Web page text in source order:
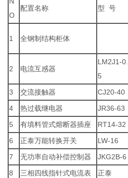
O
配置名称 型 号
1 全钢制结构柜体
2 电流互感器
LM2J1-0.
5
3 交流接触器 CJ20-40
4
热过载继电器 JR36-63
5
有填料管式熔断器插座 RT14-32
6
正泰万能转换开关 LW-16
7
无功率自动补偿控制器 JKG2B-6
8
三相四线指针式电流表 正泰